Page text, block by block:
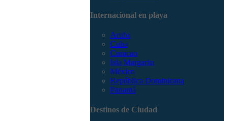
Internacional en playa
Aruba
Cuba
Curacao
Isla Margarita
México
República Dominicana
Panamá
Destinos de Ciudad